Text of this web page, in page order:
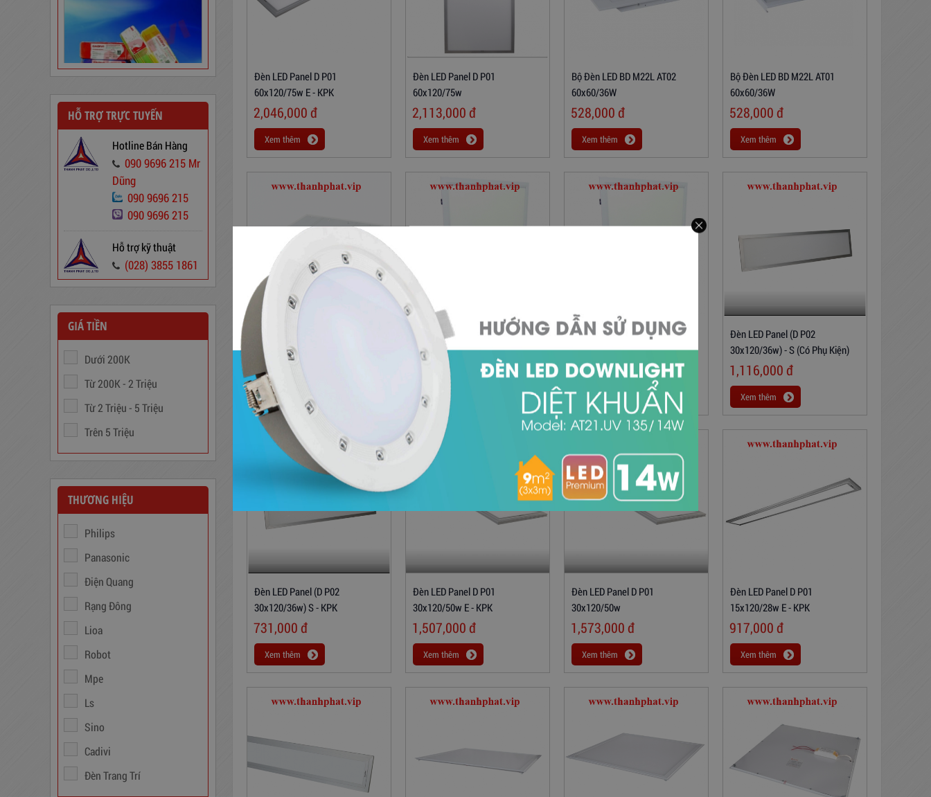
Đèn LED Panel D P01
60x120/75w E - KPK
2,046,000 đ
Xem thêm
Đèn LED Panel D P01
60x120/75w
2,113,000 đ
Xem thêm
Bộ Đèn LED BD M22L AT02
60x60/36W
528,000 đ
Xem thêm
Bộ Đèn LED BD M22L AT01
60x60/36W
528,000 đ
Xem thêm
Bộ Đèn LED Nổi Trần NT01L
60x60/36W-72W
2,354,000
Xem thêm
Đèn LED Panel D P04 TTR03
60x60/40W-SS
820,000
Xem thêm
Đèn LED Panel D P04 TTR01
60x60/40W-SS
820,000đ
Xem thêm
Đèn LED Panel (D P02
30x120/36w) - S (có Phụ Kiện)
1,116,000 đ
Xem thêm
Đèn LED Panel (D P02
30x120/36w) S - KPK
731,000 đ
Xem thêm
Đèn LED Panel D P01
30x120/50w E - KPK
1,507,000 đ
Xem thêm
Đèn LED Panel D P01
30x120/50w
1,573,000 đ
Xem thêm
Đèn LED Panel D P01
15x120/28w E - KPK
917,000 đ
Xem thêm
Dây Cáp Điện 1 Ruột Cadivi CV
1,5
346,000đ
Ổn Áp 1 Pha SH 5000 II NEW
2020
3,380,000đ
Biến Áp Đổi Nguồn DN020
775,000
Trạm Sạc Điện Thoại
2D22N5USB
HỖ TRỢ TRỰC TUYẾN
Hotline Bán Hàng
090 9696 215 Mr
Dũng
090 9696 215
090 9696 215
Hỗ trợ kỹ thuật
(028) 3855 1861
GIÁ TIỀN
Dưới 200K
Từ 200K - 2 Triệu
Từ 2 Triệu - 5 Triệu
Trên 5 Triệu
THƯƠNG HIỆU
Philips
Panasonic
Điện Quang
Rạng Đông
Lioa
Robot
Mpe
Ls
Sino
Cadivi
Đèn Trang Trí